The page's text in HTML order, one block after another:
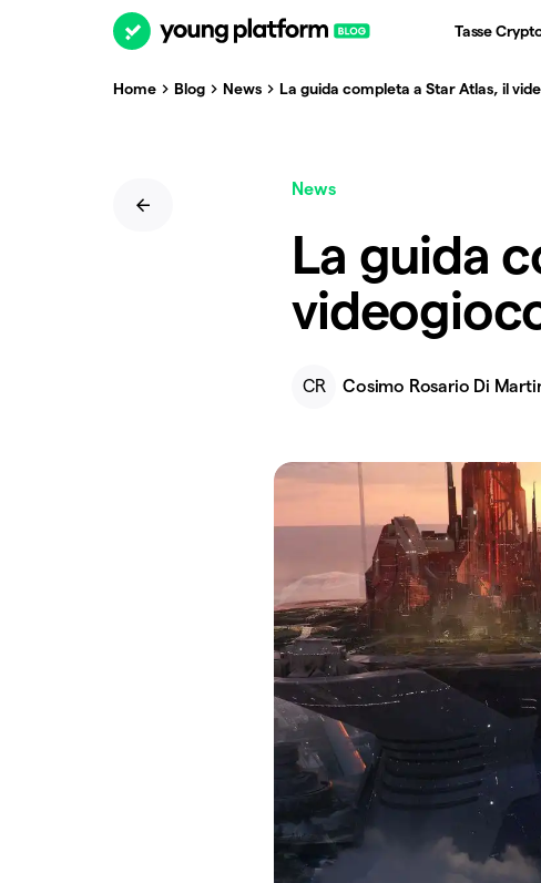
Tasse
Home Blog News La guida completa a Star Atlas, il
News
La guida
CR Cosimo Rosario Di